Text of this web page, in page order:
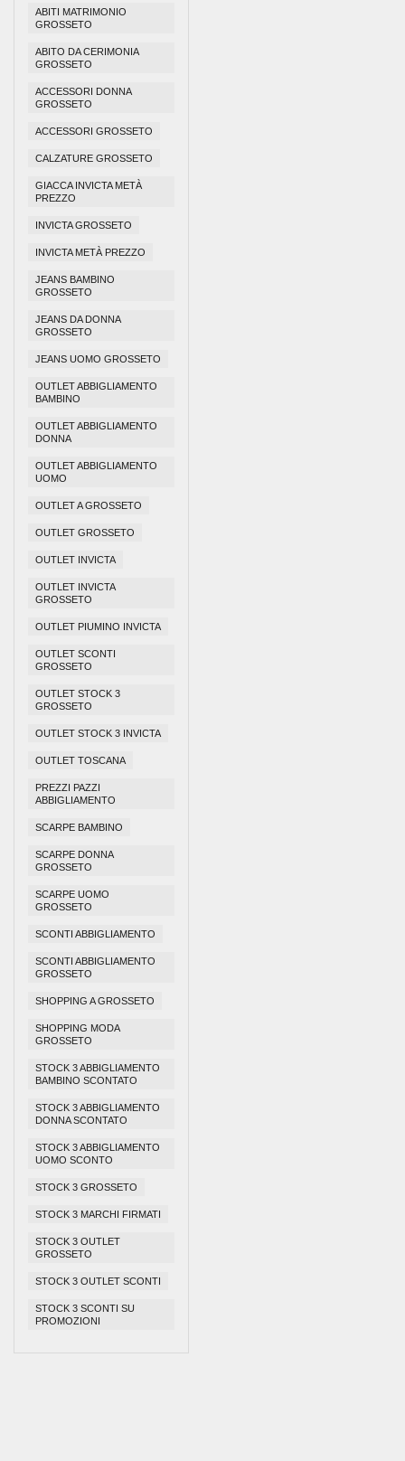
ABITI MATRIMONIO
GROSSETO
ABITO DA CERIMONIA
GROSSETO
ACCESSORI DONNA
GROSSETO
ACCESSORI GROSSETO
CALZATURE GROSSETO
GIACCA INVICTA METÀ
PREZZO
INVICTA GROSSETO
INVICTA METÀ PREZZO
JEANS BAMBINO
GROSSETO
JEANS DA DONNA
GROSSETO
JEANS UOMO GROSSETO
OUTLET ABBIGLIAMENTO
BAMBINO
OUTLET ABBIGLIAMENTO
DONNA
OUTLET ABBIGLIAMENTO
UOMO
OUTLET A GROSSETO
OUTLET GROSSETO
OUTLET INVICTA
OUTLET INVICTA
GROSSETO
OUTLET PIUMINO INVICTA
OUTLET SCONTI
GROSSETO
OUTLET STOCK 3
GROSSETO
OUTLET STOCK 3 INVICTA
OUTLET TOSCANA
PREZZI PAZZI
ABBIGLIAMENTO
SCARPE BAMBINO
SCARPE DONNA
GROSSETO
SCARPE UOMO
GROSSETO
SCONTI ABBIGLIAMENTO
SCONTI ABBIGLIAMENTO
GROSSETO
SHOPPING A GROSSETO
SHOPPING MODA
GROSSETO
STOCK 3 ABBIGLIAMENTO
BAMBINO SCONTATO
STOCK 3 ABBIGLIAMENTO
DONNA SCONTATO
STOCK 3 ABBIGLIAMENTO
UOMO SCONTO
STOCK 3 GROSSETO
STOCK 3 MARCHI FIRMATI
STOCK 3 OUTLET
GROSSETO
STOCK 3 OUTLET SCONTI
STOCK 3 SCONTI SU
PROMOZIONI